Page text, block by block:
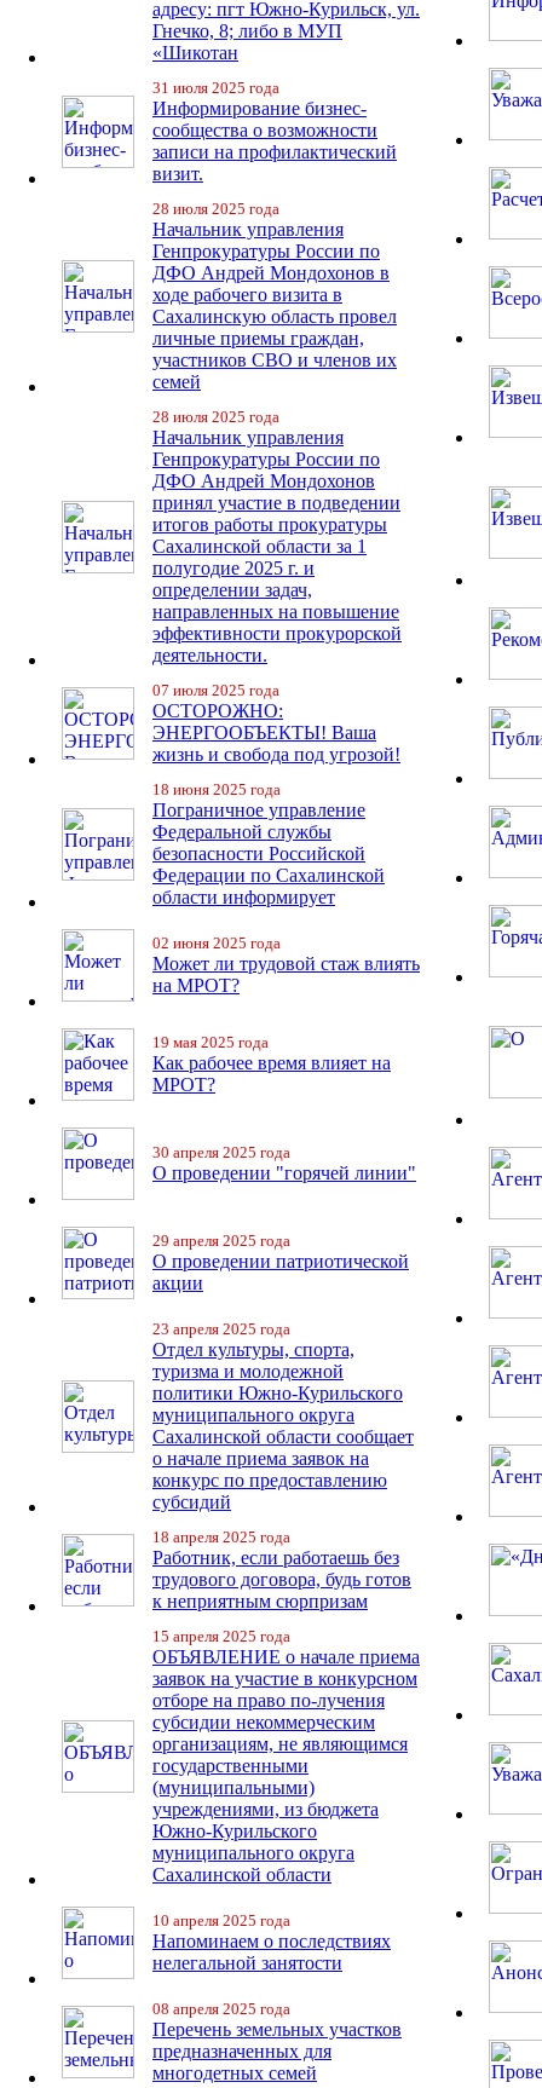
адресу: пгт Южно-Курильск, ул.
Гнечко, 8; либо в МУП
«Шикотан
31 июля 2025 года
Информирование бизнес-
сообщества о возможности
записи на профилактический
визит.
28 июля 2025 года
Начальник управления
Генпрокуратуры России по
ДФО Андрей Мондохонов в
ходе рабочего визита в
Сахалинскую область провел
личные приемы граждан,
участников СВО и членов их
семей
28 июля 2025 года
Начальник управления
Генпрокуратуры России по
ДФО Андрей Мондохонов
принял участие в подведении
итогов работы прокуратуры
Сахалинской области за 1
полугодие 2025 г. и
определении задач,
направленных на повышение
эффективности прокурорской
деятельности.
07 июля 2025 года
ОСТОРОЖНО:
ЭНЕРГООБЪЕКТЫ! Ваша
жизнь и свобода под угрозой!
18 июня 2025 года
Пограничное управление
Федеральной службы
безопасности Российской
Федерации по Сахалинской
области информирует
02 июня 2025 года
Может ли трудовой стаж влиять
на МРОТ?
19 мая 2025 года
Как рабочее время влияет на
МРОТ?
30 апреля 2025 года
О проведении "горячей линии"
29 апреля 2025 года
О проведении патриотической
акции
23 апреля 2025 года
Отдел культуры, спорта,
туризма и молодежной
политики Южно-Курильского
муниципального округа
Сахалинской области сообщает
о начале приема заявок на
конкурс по предоставлению
субсидий
18 апреля 2025 года
Работник, если работаешь без
трудового договора, будь готов
к неприятным сюрпризам
15 апреля 2025 года
ОБЪЯВЛЕНИЕ о начале приема
заявок на участие в конкурсном
отборе на право по-лучения
субсидии некоммерческим
организациям, не являющимся
государственными
(муниципальными)
учреждениями, из бюджета
Южно-Курильского
муниципального округа
Сахалинской области
10 апреля 2025 года
Напоминаем о последствиях
нелегальной занятости
08 апреля 2025 года
Перечень земельных участков
предназначенных для
многодетных семей